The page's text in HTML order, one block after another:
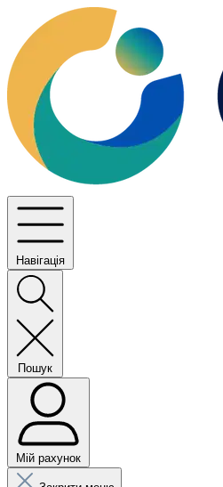
Навігація
Пошук
Мій рахунок